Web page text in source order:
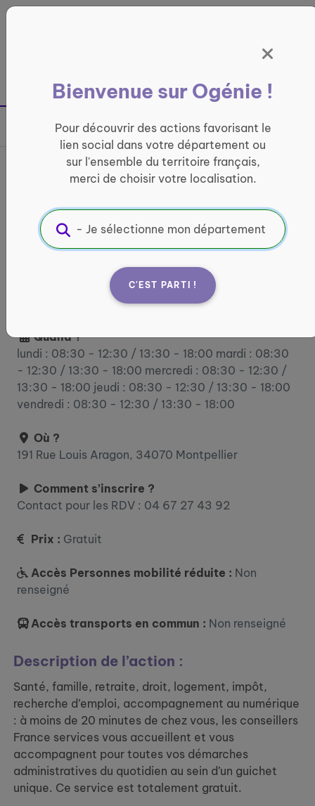
France entière
Bienvenue sur Ogénie !
Pour découvrir des actions favorisant le
lien social dans votre département ou
sur l'ensemble du territoire français,
merci de choisir votre localisation.
C'EST PARTI !
Partager sur
France services de
Montpellier - Centre social
Espace Famille Adages
INFORMATIQUE ET ACCÈS AUX DROITS
Informations pratiques :
Quand ?
lundi : 08:30 - 12:30 / 13:30 - 18:00 mardi : 08:30
- 12:30 / 13:30 - 18:00 mercredi : 08:30 - 12:30 /
13:30 - 18:00 jeudi : 08:30 - 12:30 / 13:30 - 18:00
vendredi : 08:30 - 12:30 / 13:30 - 18:00
Où ?
191 Rue Louis Aragon, 34070 Montpellier
Comment s’inscrire ?
Contact pour les RDV : 04 67 27 43 92
Prix : Gratuit
Accès Personnes mobilité réduite : Non
renseigné
Accès transports en commun : Non renseigné
Description de l’action :
Santé, famille, retraite, droit, logement, impôt,
recherche d’emploi, accompagnement au numérique
: à moins de 20 minutes de chez vous, les conseillers
France services vous accueillent et vous
accompagnent pour toutes vos démarches
administratives du quotidien au sein d’un guichet
unique. Ce service est totalement gratuit.
Panneau de gestion des cookies